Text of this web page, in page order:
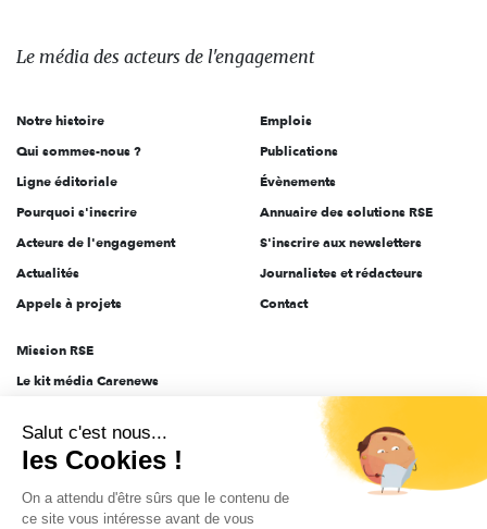
des
l'engagement
Le média des acteurs de l'engagement
Notre histoire
Qui sommes-nous ?
Ligne éditoriale
Pourquoi s'inscrire
Acteurs de l'engagement
Actualités
Appels à projets
Emplois
Publications
Évènements
Annuaire des solutions RSE
S'inscrire aux newsletters
Journalistes et rédacteurs
Contact
Mission RSE
Le kit média Carenews
AEF info
Novethic
PRODURABLE
Salut c'est nous...
les Cookies !
On a attendu d'être sûrs que le contenu de
ce site vous intéresse avant de vous